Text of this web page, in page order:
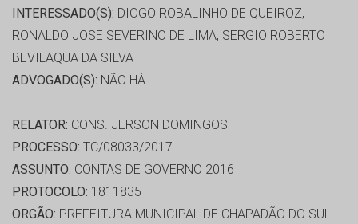
INTERESSADO(S): DIOGO ROBALINHO DE QUEIROZ,
RONALDO JOSE SEVERINO DE LIMA, SERGIO ROBERTO
BEVILAQUA DA SILVA
ADVOGADO(S): NÃO HÁ
RELATOR: CONS. JERSON DOMINGOS
PROCESSO: TC/08033/2017
ASSUNTO: CONTAS DE GOVERNO 2016
PROTOCOLO: 1811835
ORGÃO: PREFEITURA MUNICIPAL DE CHAPADÃO DO SUL